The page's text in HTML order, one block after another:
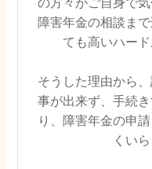
障害年金の相談ま
ても高いハー
そうした理由から
事が出来ず、手続
り、障害年金の申
くい